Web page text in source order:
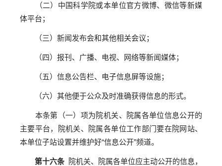
（二）中国科学院或本单位官方微博、微信等新媒
体平台；
（三）新闻发布会和其他相关会议；
（四）报刊、广播、电视、网络等新闻媒体；
（五）信息公告栏、电子信息屏等设施；
（六）其他便于公众及时准确获得信息的形式。
本条第（一）项为院机关、院属各单位信息公开的
主要平台，院机关、院属各单位工作部门要在院网站、
本单位子站设置并维护好“信息公开”频道。
第十六条院机关、院属各单位应主动公开的信息，